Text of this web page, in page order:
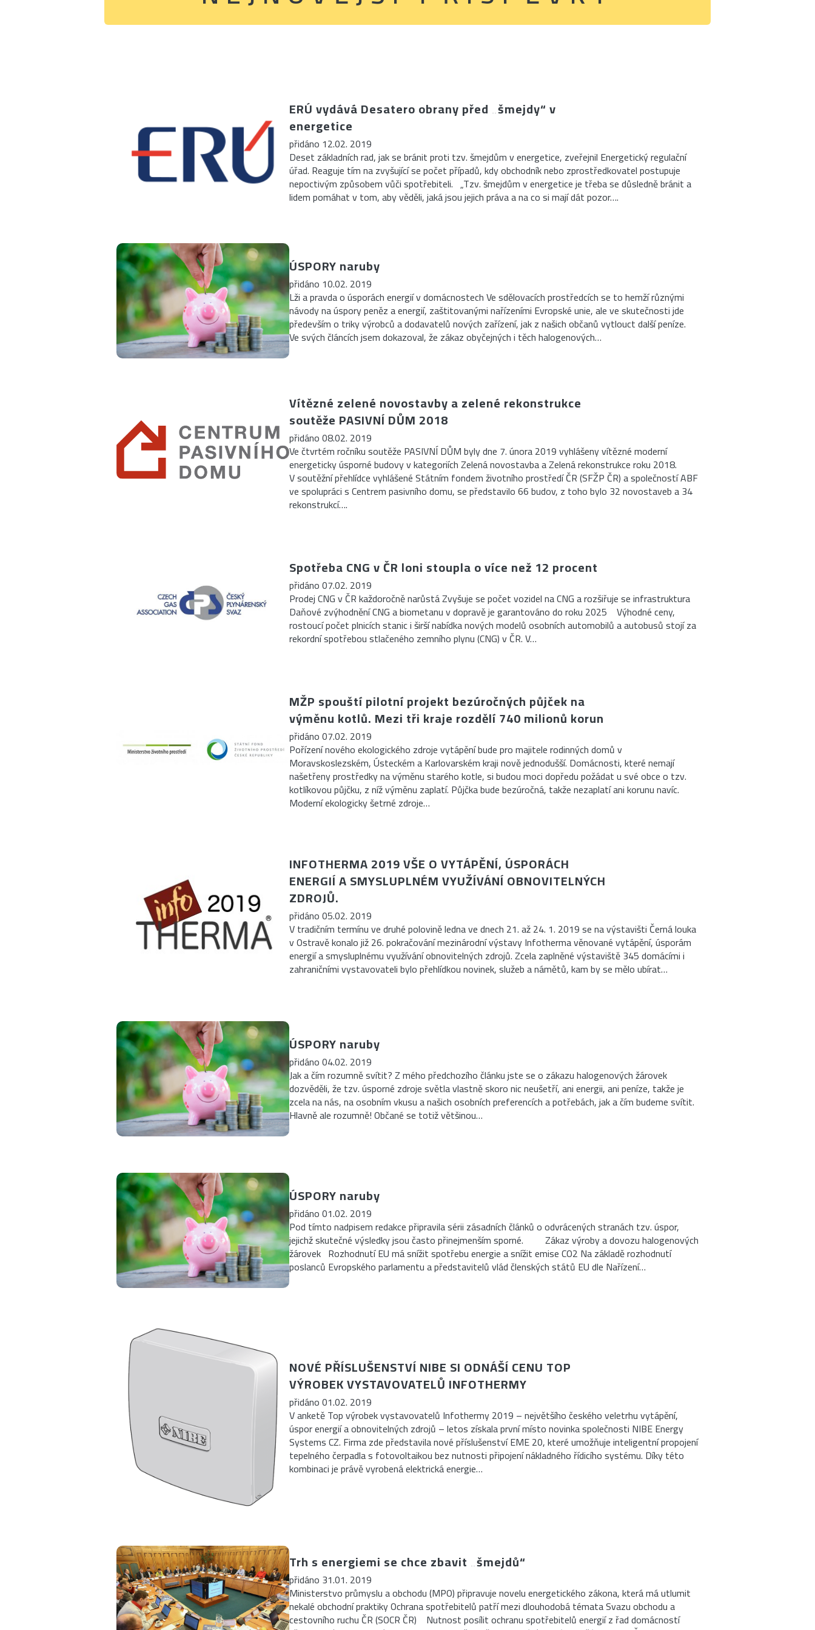
ERÚ vydává Desatero obrany před „šmejdy“ v
energetice
přidáno 12.02. 2019
Deset základních rad, jak se bránit proti tzv. šmejdům v energetice, zveřejnil Energetický regulační
úřad. Reaguje tím na zvyšující se počet případů, kdy obchodník nebo zprostředkovatel postupuje
nepoctivým způsobem vůči spotřebiteli. „Tzv. šmejdům v energetice je třeba se důsledně bránit a
lidem pomáhat v tom, aby věděli, jaká jsou jejich práva a na co si mají dát pozor….
ÚSPORY naruby
přidáno 10.02. 2019
Lži a pravda o úsporách energií v domácnostech Ve sdělovacích prostředcích se to hemží různými
návody na úspory peněz a energií, zaštitovanými nařízeními Evropské unie, ale ve skutečnosti jde
především o triky výrobců a dodavatelů nových zařízení, jak z našich občanů vytlouct další peníze.
Ve svých článcích jsem dokazoval, že zákaz obyčejných i těch halogenových…
Vítězné zelené novostavby a zelené rekonstrukce
soutěže PASIVNÍ DŮM 2018
přidáno 08.02. 2019
Ve čtvrtém ročníku soutěže PASIVNÍ DŮM byly dne 7. února 2019 vyhlášeny vítězné moderní
energeticky úsporné budovy v kategoriích Zelená novostavba a Zelená rekonstrukce roku 2018.
V soutěžní přehlídce vyhlášené Státním fondem životního prostředí ČR (SFŽP ČR) a společností ABF
ve spolupráci s Centrem pasivního domu, se představilo 66 budov, z toho bylo 32 novostaveb a 34
rekonstrukcí….
Spotřeba CNG v ČR loni stoupla o více než 12 procent
přidáno 07.02. 2019
Prodej CNG v ČR každoročně narůstá Zvyšuje se počet vozidel na CNG a rozšiřuje se infrastruktura
Daňové zvýhodnění CNG a biometanu v dopravě je garantováno do roku 2025 Výhodné ceny,
rostoucí počet plnicích stanic i širší nabídka nových modelů osobních automobilů a autobusů stojí za
rekordní spotřebou stlačeného zemního plynu (CNG) v ČR. V…
MŽP spouští pilotní projekt bezúročných půjček na
výměnu kotlů. Mezi tři kraje rozdělí 740 milionů korun
přidáno 07.02. 2019
Pořízení nového ekologického zdroje vytápění bude pro majitele rodinných domů v
Moravskoslezském, Ústeckém a Karlovarském kraji nově jednodušší. Domácnosti, které nemají
našetřeny prostředky na výměnu starého kotle, si budou moci dopředu požádat u své obce o tzv.
kotlíkovou půjčku, z níž výměnu zaplatí. Půjčka bude bezúročná, takže nezaplatí ani korunu navíc.
Moderní ekologicky šetrné zdroje…
INFOTHERMA 2019 VŠE O VYTÁPĚNÍ, ÚSPORÁCH
ENERGIÍ A SMYSLUPLNÉM VYUŽÍVÁNÍ OBNOVITELNÝCH
ZDROJŮ.
přidáno 05.02. 2019
V tradičním termínu ve druhé polovině ledna ve dnech 21. až 24. 1. 2019 se na výstavišti Černá louka
v Ostravě konalo již 26. pokračování mezinárodní výstavy Infotherma věnované vytápění, úsporám
energií a smysluplnému využívání obnovitelných zdrojů. Zcela zaplněné výstaviště 345 domácími i
zahraničními vystavovateli bylo přehlídkou novinek, služeb a námětů, kam by se mělo ubírat…
ÚSPORY naruby
přidáno 04.02. 2019
Jak a čím rozumně svítit? Z mého předchozího článku jste se o zákazu halogenových žárovek
dozvěděli, že tzv. úsporné zdroje světla vlastně skoro nic neušetří, ani energii, ani peníze, takže je
zcela na nás, na osobním vkusu a našich osobních preferencích a potřebách, jak a čím budeme svítit.
Hlavně ale rozumně! Občané se totiž většinou…
ÚSPORY naruby
přidáno 01.02. 2019
Pod tímto nadpisem redakce připravila sérii zásadních článků o odvrácených stranách tzv. úspor,
jejichž skutečné výsledky jsou často přinejmenším sporné. Zákaz výroby a dovozu halogenových
žárovek Rozhodnutí EU má snížit spotřebu energie a snížit emise CO2 Na základě rozhodnutí
poslanců Evropského parlamentu a představitelů vlád členských států EU dle Nařízení…
NOVÉ PŘÍSLUŠENSTVÍ NIBE SI ODNÁŠÍ CENU TOP
VÝROBEK VYSTAVOVATELŮ INFOTHERMY
přidáno 01.02. 2019
V anketě Top výrobek vystavovatelů Infothermy 2019 – největšího českého veletrhu vytápění,
úspor energií a obnovitelných zdrojů – letos získala první místo novinka společnosti NIBE Energy
Systems CZ. Firma zde představila nové příslušenství EME 20, které umožňuje inteligentní propojení
tepelného čerpadla s fotovoltaikou bez nutnosti připojení nákladného řídicího systému. Díky této
kombinaci je právě vyrobená elektrická energie…
Trh s energiemi se chce zbavit „šmejdů“
přidáno 31.01. 2019
Ministerstvo průmyslu a obchodu (MPO) připravuje novelu energetického zákona, která má utlumit
nekalé obchodní praktiky Ochrana spotřebitelů patří mezi dlouhodobá témata Svazu obchodu a
cestovního ruchu ČR (SOCR ČR) Nutnost posílit ochranu spotřebitelů energií z řad domácností